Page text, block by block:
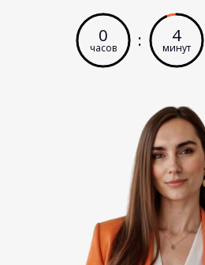
0
часов : 4
минут